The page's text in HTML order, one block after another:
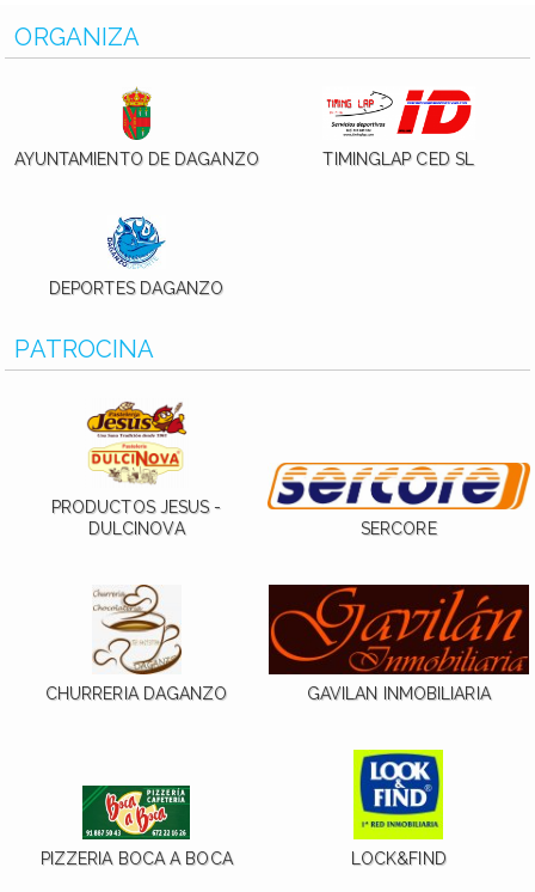
ORGANIZA
AYUNTAMIENTO DE DAGANZO TIMINGLAP CED SL
DEPORTES DAGANZO
PATROCINA
PRODUCTOS JESUS -
DULCINOVA
SERCORE
CHURRERIA DAGANZO GAVILAN INMOBILIARIA
PIZZERIA BOCA A BOCA LOCK&FIND